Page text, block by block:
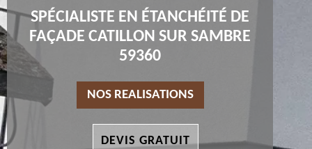
SPÉCIALISTE EN ÉTANCHÉITÉ DE
FAÇADE CATILLON SUR SAMBRE
59360
NOS REALISATIONS
DEVIS GRATUIT